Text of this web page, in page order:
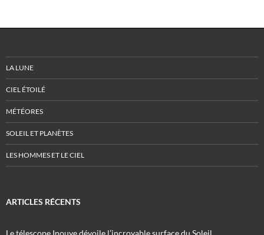
LA LUNE
CIEL ÉTOILÉ
MÉTÉORES
SOLEIL ET PLANÈTES
LES HOMMES ET LE CIEL
ARTICLES RÉCENTS